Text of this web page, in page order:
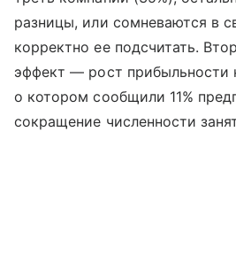
разницы, или сомневаются в
корректно ее подсчитать.
эффект — рост прибыльности
о котором сообщили 11%
сокращение численности